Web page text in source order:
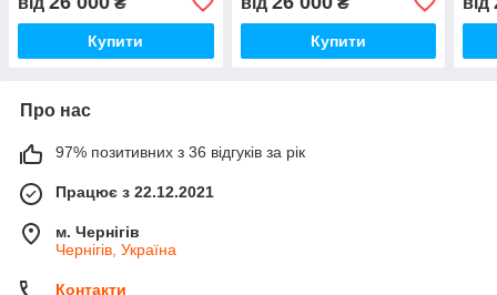
Купити Купити
Про нас
97% позитивних з 36 відгуків за рік
Працює з 22.12.2021
м. Чернігів
Чернігів, Україна
Контакти